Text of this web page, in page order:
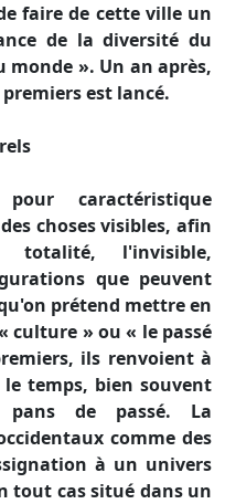
faire de cette ville un
de la diversité du
». Un an après,
est lancé.
caractéristique
choses visibles, afin
l'invisible,
que peuvent
prétend mettre en
culture » ou « le passé
ils renvoient à
temps, bien souvent
pans de passé. La
comme des
à un univers
tout cas situé dans un